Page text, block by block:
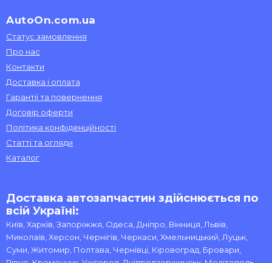
AutoOn.com.ua
Статус замовлення
Про нас
Контакти
Доставка і оплата
Гарантії та повернення
Договір оферти
Політика конфіденційності
Статті та огляди
Каталог
Доставка автозапчастин здійснюється по
всій Україні:
Київ, Харків, Запоріжжя, Одеса, Дніпро, Вінниця, Львів,
Миколаїв, Херсон, Чернігів, Черкаси, Хмельницький, Луцьк,
Суми, Житомир, Полтава, Чернівці, Кіровоград, Бровари,